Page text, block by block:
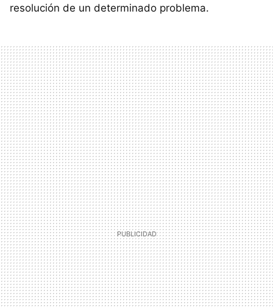
resolución de un determinado problema.